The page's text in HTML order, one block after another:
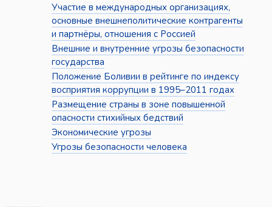
Участие в международных организациях,
основные внешнеполитические контрагенты
и партнёры, отношения с Россией
Внешние и внутренние угрозы безопасности
государства
Положение Боливии в рейтинге по индексу
восприятия коррупции в 1995–2011 годах
Размещение страны в зоне повышенной
опасности стихийных бедствий
Экономические угрозы
Угрозы безопасности человека